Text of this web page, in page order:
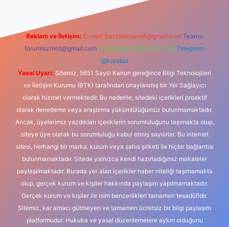
Reklam ve İletişim: E-mail: backlinkpaneli@gmail.com Teams:
forumhizmeti@gmail.com Whatsapp: 0262 606 0 726 Telegram:
@karabul
Yasal Uyarı: Sitemiz, 5651 Sayılı Kanun gereğince Bilgi Teknolojileri
ve İletişim Kurumu (BTK) tarafından onaylanmış bir Yer Sağlayıcı
olarak hizmet vermektedir. Bu nedenle, sitedeki içerikleri proaktif
olarak denetleme veya araştırma yükümlülüğümüz bulunmamaktadır.
Ancak, üyelerimiz yazdıkları içeriklerin sorumluluğunu taşımakta olup,
siteye üye olarak bu sorumluluğu kabul etmiş sayılırlar. Bu internet
sitesi, herhangi bir marka, kurum veya şahıs şirketi ile hiçbir bağlantısı
bulunmamaktadır. Sitede yalnızca kendi hazırladığımız makaleler
paylaşılmaktadır. Burada yer alan içerikler haber niteliği taşımamakta
olup, gerçek kurum ve kişiler hakkında paylaşım yapılmamaktadır.
Gerçek kurum ve kişiler ile isim benzerlikleri tamamen tesadüfidir.
Sitemiz, kar amacı gütmeyen ve tamamen ücretsiz bir bilgi paylaşım
platformudur. Hukuka ve yasal düzenlemelere aykırı olduğunu